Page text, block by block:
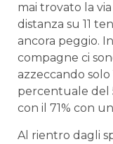
mai trovato la
distanza su 11
ancora peggio.
compagne ci
azzeccando solo
percentuale del
con il 71% con un
Al rientro dagli